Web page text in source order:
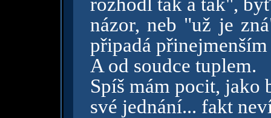
názor, neb "už je
připadá
A od soudce tuplem.
Spíš mám pocit, jako
své jednání... fakt